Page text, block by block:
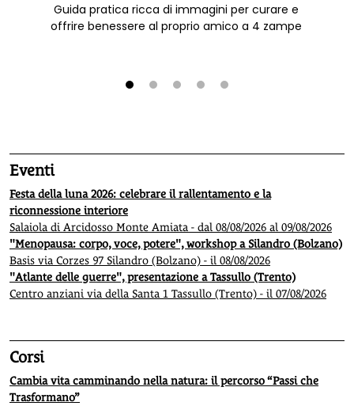
Guida pratica ricca di immagini per curare e
offrire benessere al proprio amico a 4 zampe
Eventi
Festa della luna 2026: celebrare il rallentamento e la
riconnessione interiore
Salaiola di Arcidosso Monte Amiata - dal 08/08/2026 al 09/08/2026
"Menopausa: corpo, voce, potere", workshop a Silandro (Bolzano)
Basis via Corzes 97 Silandro (Bolzano) - il 08/08/2026
"Atlante delle guerre", presentazione a Tassullo (Trento)
Centro anziani via della Santa 1 Tassullo (Trento) - il 07/08/2026
Corsi
Cambia vita camminando nella natura: il percorso “Passi che
Trasformano”